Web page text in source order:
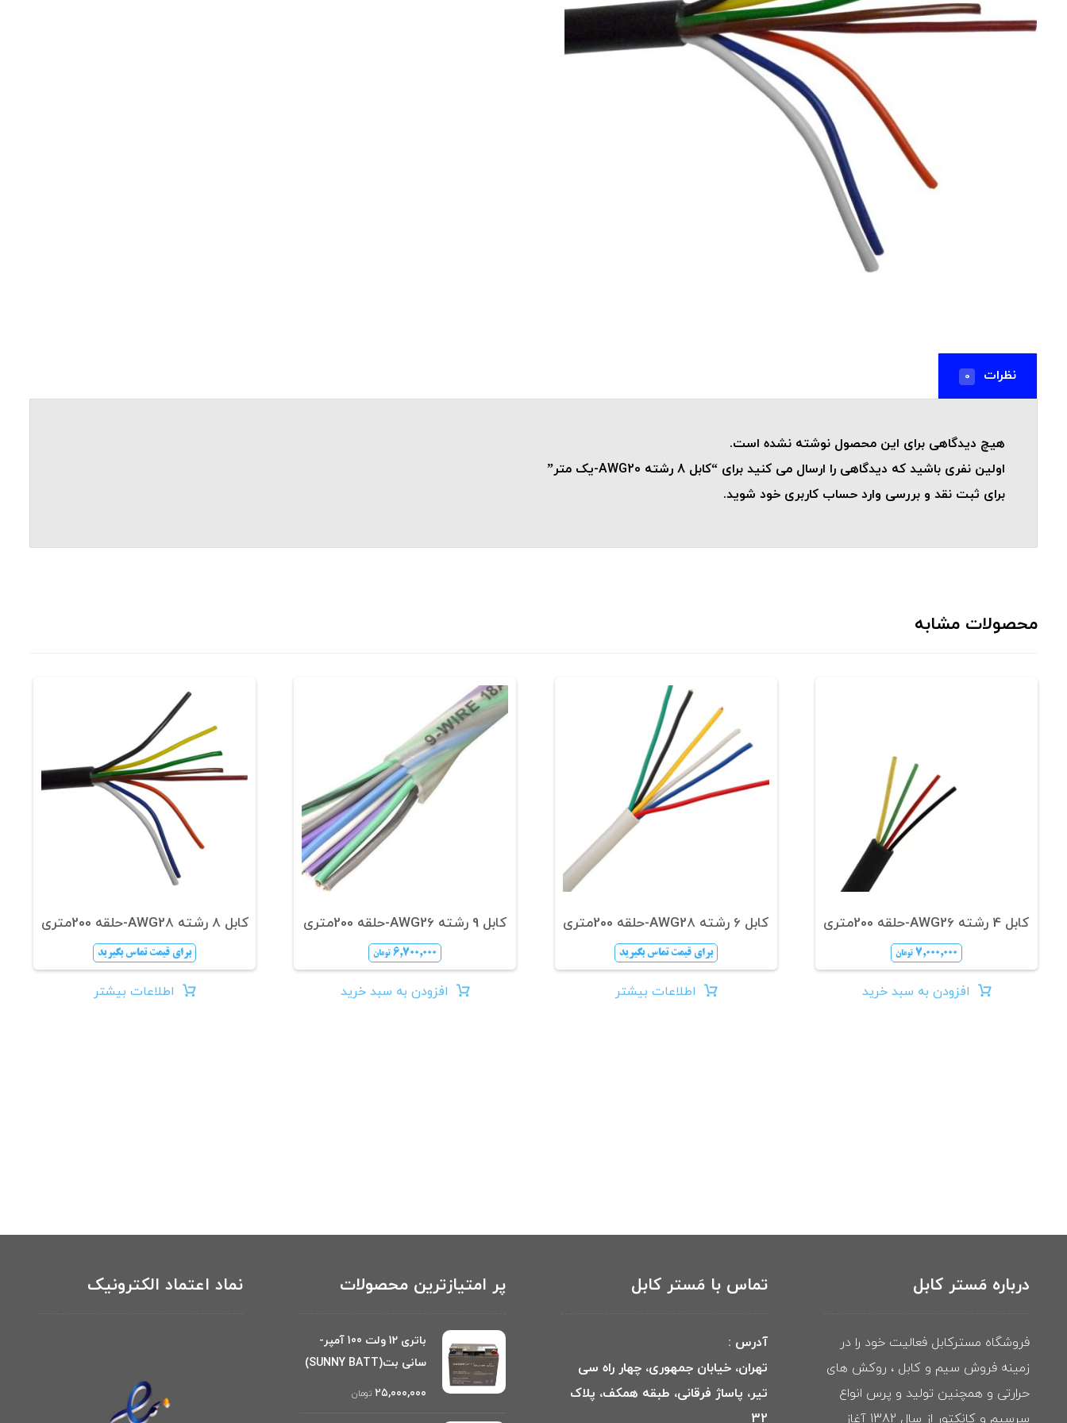
نظرات 0
هیچ دیدگاهی برای این محصول نوشته نشده است.
اولین نفری باشید که دیدگاهی را ارسال می کنید برای “کابل 8 رشته AWG20-یک متر”
برای ثبت نقد و بررسی وارد حساب کاربری خود شوید.
محصولات مشابه
کابل 4 رشته AWG26-حلقه 200متری
۷,۰۰۰,۰۰۰ تومان
افزودن به سبد خرید
کابل 6 رشته AWG28-حلقه 200متری
برای قیمت تماس بگیرید
اطلاعات بیشتر
کابل 9 رشته AWG26-حلقه 200متری
۶,۷۰۰,۰۰۰ تومان
افزودن به سبد خرید
کابل 8 رشته AWG28-حلقه 200متری
برای قیمت تماس بگیرید
اطلاعات بیشتر
درباره مَستر کابل
فروشگاه مسترکابل فعالیت خود را در
زمینه فروش سیم و کابل ، روکش های
حرارتی و همچنین تولید و پرس انواع
سرسیم و کانکتور از سال 1382 آغاز
تماس با مَستر کابل
آدرس :
تهران، خیابان جمهوری، چهار راه سی
تیر، پاساژ فرقانی، طبقه همکف، پلاک
32
پر امتیازترین محصولات
باتری 12 ولت 100 آمپر-
سانی بت(SUNNY BATT)
۲۵,۰۰۰,۰۰۰ تومان
نماد اعتماد الکترونیک